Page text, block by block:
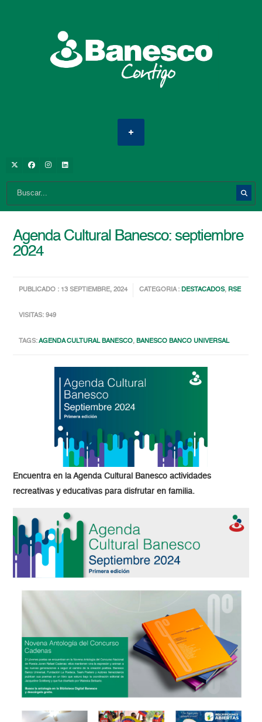
Agenda Cultural Banesco: septiembre
2024
PUBLICADO : 13 SEPTIEMBRE, 2024 CATEGORIA :DESTACADOS, RSE
VISITAS: 949
TAGS:AGENDA CULTURAL BANESCO,BANESCO BANCO UNIVERSAL
Encuentra en la Agenda Cultural Banesco actividades
recreativas y educativas para disfrutar en familia.